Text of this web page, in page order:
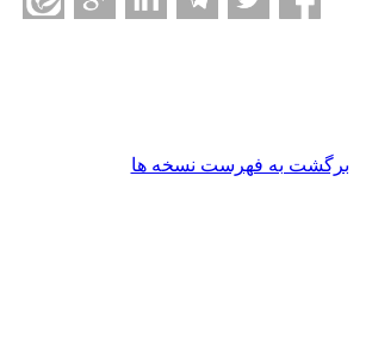
برگشت به فهرست نسخه ها